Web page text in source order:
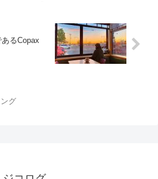
あるCopax
グ